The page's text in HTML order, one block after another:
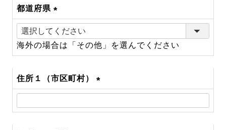
都道府県
(必
須)
海外の場合は「その他」を選んでください
住所１（市区町村）
(必
須)